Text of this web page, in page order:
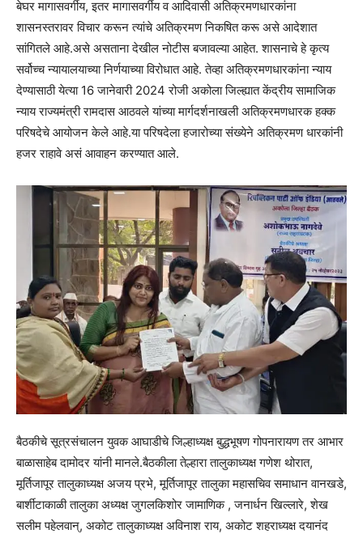
बेघर मागासवर्गीय, इतर मागासवर्गीय व आदिवासी अतिक्रमणधारकांना
शासनस्तरावर विचार करून त्यांचे अतिक्रमण निकषित करू असे आदेशात
सांगितले आहे.असे असताना देखील नोटीस बजावल्या आहेत. शासनाचे हे कृत्य
सर्वोच्च न्यायालयाच्या निर्णयाच्या विरोधात आहे. तेव्हा अतिक्रमणधारकांना न्याय
देण्यासाठी येत्या 16 जानेवारी 2024 रोजी अकोला जिल्ह्यात केंद्रीय सामाजिक
न्याय राज्यमंत्री रामदास आठवले यांच्या मार्गदर्शनाखली अतिक्रमणधारक हक्क
परिषदेचे आयोजन केले आहे.या परिषदेला हजारोच्या संख्येने अतिक्रमण धारकांनी
हजर राहावे असं आवाहन करण्यात आले.
बैठकीचे सूत्रसंचालन युवक आघाडीचे जिल्हाध्यक्ष बुद्धभूषण गोपनारायण तर आभार
बाळासाहेब दामोदर यांनी मानले.बैठकीला तेल्हारा तालुकाध्यक्ष गणेश थोरात,
मूर्तिजापूर तालुकाध्यक्ष अजय प्रभे, मूर्तिजापूर तालुका महासचिव समाधान वानखडे,
बार्शीटाकाळी तालुका अध्यक्ष जुगलकिशोर जामाणिक , जनार्धन खिल्लारे, शेख
सलीम पहेलवान्, अकोट तालुकाध्यक्ष अविनाश राय, अकोट शहराध्यक्ष दयानंद